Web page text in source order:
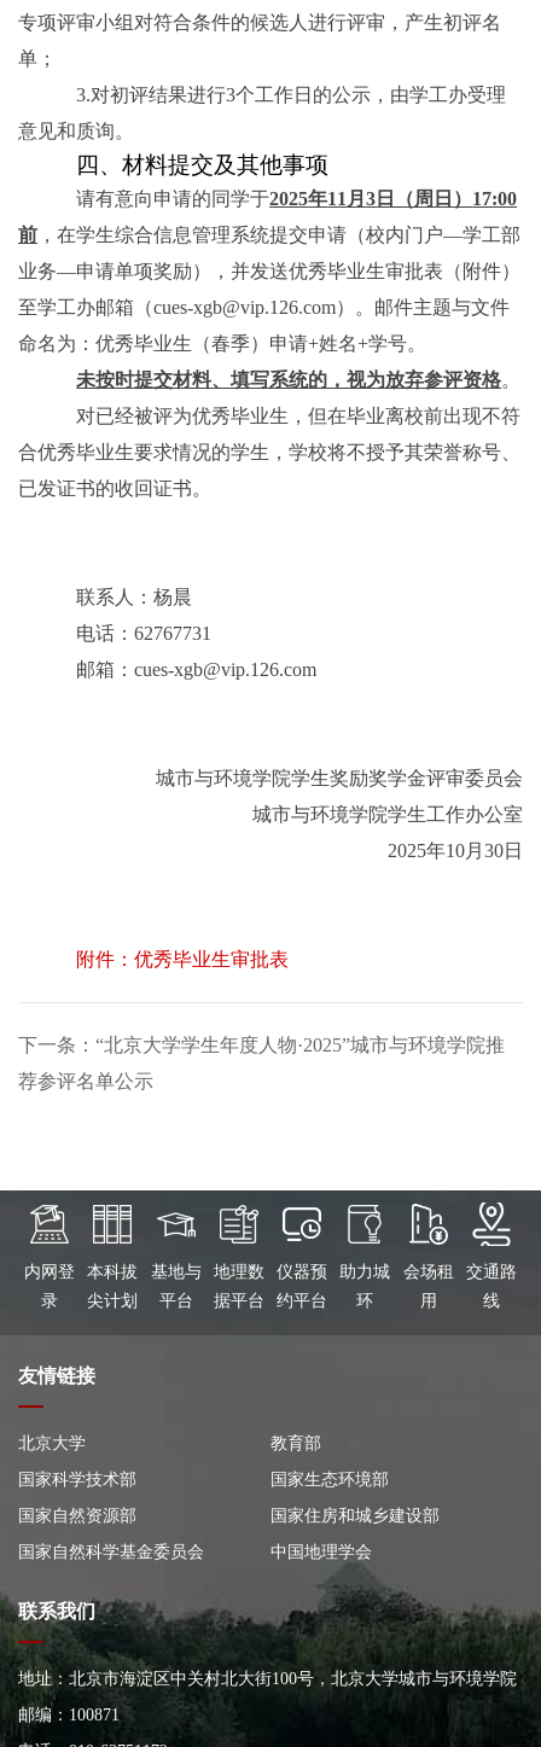
专项评审小组对符合条件的候选人进行评审，产生初评名
单；
3.对初评结果进行3个工作日的公示，由学工办受理
意见和质询。
四、材料提交及其他事项
请有意向申请的同学于2025年11 月3 日（周日） 17:00
前 ，在学生综合信息管理系统提交申请（校内门户—学工部
业务—申请单项奖励），并发送优秀毕业生审批表（附件）
至学工办邮箱（cues-xgb@vip.126.com）。邮件主题与文件
命名为：优秀毕业生（春季）申请+姓名+学号。
未按时提交材料、填写系统的，视为放弃参评资格。
对已经被评为优秀毕业生，但在毕业离校前出现不符
合优秀毕业生要求情况的学生，学校将不授予其荣誉称号、
已发证书的收回证书。
联系人：杨晨
电话：62767731
邮箱：cues-xgb@vip.126.com
城市与环境学院学生奖励奖学金评审委员会
城市与环境学院学生工作办公室
2025年10月 30日
附件：优秀毕业生审批表
下一条：“北京大学学生年度人物·2025”城市与环境学院推
荐参评名单公示
内网登
录
本科拔
尖计划
基地与
平台
地理数
据平台
仪器预
约平台
助力城
环
会场租
用
交通路
线
友情链接
北京大学
教育部
国家科学技术部
国家生态环境部
国家自然资源部
国家住房和城乡建设部
国家自然科学基金委员会
中国地理学会
联系我们
地址：北京市海淀区中关村北大街100号，北京大学城市与环境学院
大楼
邮编：100871